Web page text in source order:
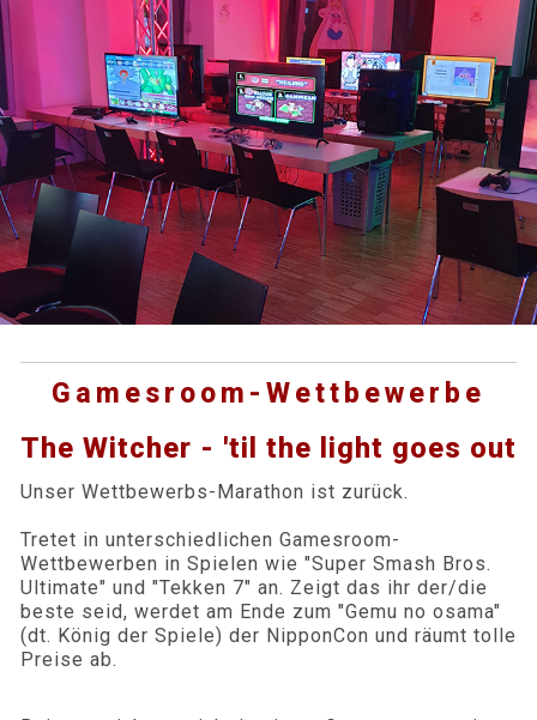
Gamesroom-Wettbewerbe
The Witcher - 'til the light goes out
Unser Wettbewerbs-Marathon ist zurück.
Tretet in unterschiedlichen Gamesroom-
Wettbewerben in Spielen wie "Super Smash Bros.
Ultimate" und "Tekken 7" an. Zeigt das ihr der/die
beste seid, werdet am Ende zum "Gemu no osama"
(dt. König der Spiele) der NipponCon und räumt tolle
Preise ab.